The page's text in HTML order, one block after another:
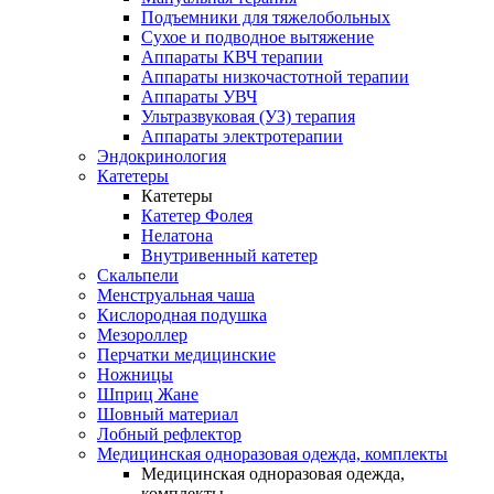
Подъемники для тяжелобольных
Сухое и подводное вытяжение
Аппараты КВЧ терапии
Аппараты низкочастотной терапии
Аппараты УВЧ
Ультразвуковая (УЗ) терапия
Аппараты электротерапии
Эндокринология
Катетеры
Катетеры
Катетер Фолея
Нелатона
Внутривенный катетер
Скальпели
Менструальная чаша
Кислородная подушка
Мезороллер
Перчатки медицинские
Ножницы
Шприц Жане
Шовный материал
Лобный рефлектор
Медицинская одноразовая одежда, комплекты
Медицинская одноразовая одежда,